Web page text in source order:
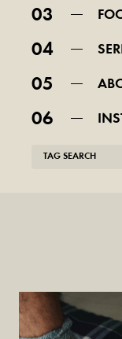
03
04
05
06
TAG SEARCH